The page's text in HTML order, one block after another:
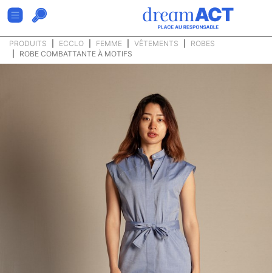
PRODUITS ECCLO FEMME VÊTEMENTS
ROBES
ROBE COMBATTANTE À MOTIFS